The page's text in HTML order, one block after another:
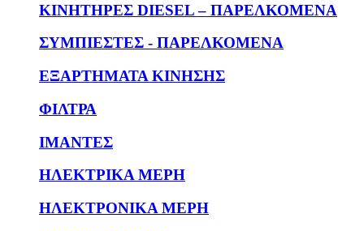
KΙΝΗΤΗΡΕΣ DIESEL – ΠΑΡΕΛΚΟΜΕΝΑ
ΣΥΜΠΙΕΣΤΕΣ - ΠΑΡΕΛΚΟΜΕΝΑ
ΕΞΑΡΤΗΜΑΤΑ ΚΙΝΗΣΗΣ
ΦΙΛΤΡΑ
ΙΜΑΝΤΕΣ
ΗΛΕΚΤΡΙΚΑ ΜΕΡΗ
ΗΛΕΚΤΡΟΝΙΚΑ ΜΕΡΗ